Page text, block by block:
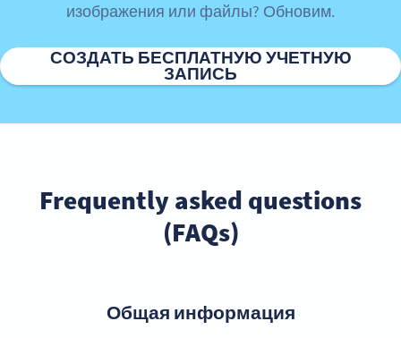
изображения или файлы? Обновим.
СОЗДАТЬ БЕСПЛАТНУЮ УЧЕТНУЮ
ЗАПИСЬ
Frequently asked questions
(FAQs)
Общая информация